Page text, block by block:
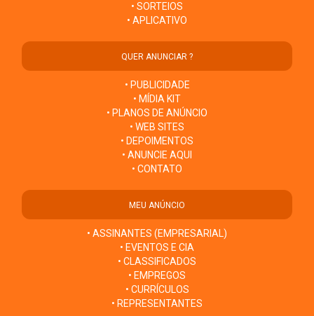
• SORTEIOS
• APLICATIVO
QUER ANUNCIAR ?
• PUBLICIDADE
• MÍDIA KIT
• PLANOS DE ANÚNCIO
• WEB SITES
• DEPOIMENTOS
• ANUNCIE AQUI
• CONTATO
MEU ANÚNCIO
• ASSINANTES (EMPRESARIAL)
• EVENTOS E CIA
• CLASSIFICADOS
• EMPREGOS
• CURRÍCULOS
• REPRESENTANTES